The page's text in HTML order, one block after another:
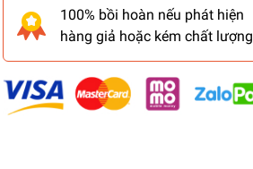
100% bồi hoàn nếu phát hiện
hàng giả hoặc kém chất lượng